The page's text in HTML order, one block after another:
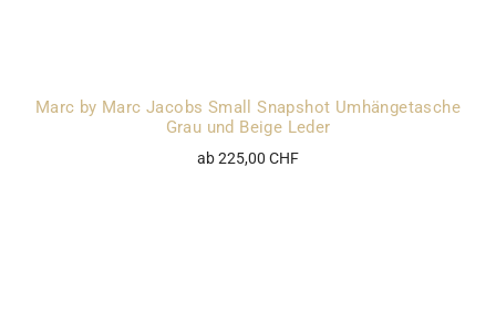
Marc by Marc Jacobs Small Snapshot Umhängetasche
Grau und Beige Leder
ab 225,00 CHF